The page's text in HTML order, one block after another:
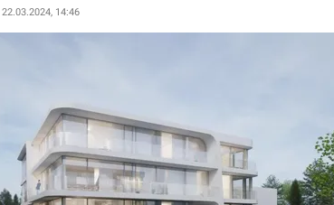
22.03.2024, 14:46